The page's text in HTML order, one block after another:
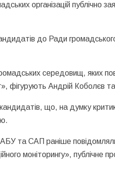
організацій публічно
до Ради
середовищ, яких
фігурують Андрій Коболєв та
що, на думку
та САП раніше
моніторингу», публічне